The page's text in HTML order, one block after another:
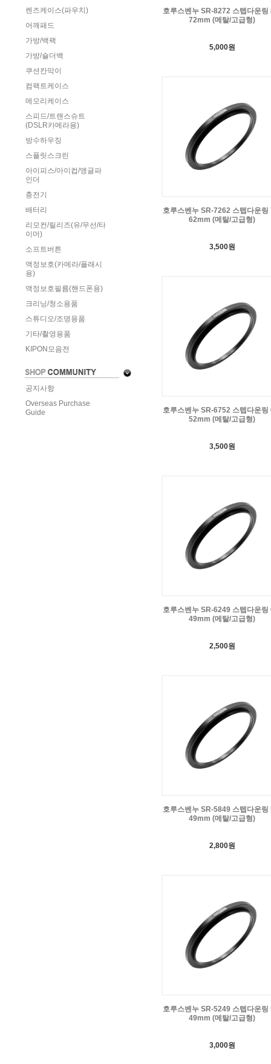
렌즈케이스(파우치)
어깨패드
가방/백팩
가방/숄더백
쿠션칸막이
컴팩트케이스
메모리케이스
스피드/트랜스슈트
(DSLR카메라용)
방수하우징
스플릿스크린
아이피스/아이컵/앵글파
인더
충전기
배터리
리모컨/릴리즈(유/무선/타
이머)
소프트버튼
액정보호(카메라/플래시
용)
액정보호필름(핸드폰용)
크리닝/청소용품
스튜디오/조명용품
기타/촬영용품
KIPON모음전
공지사항
Overseas Purchase
Guide
호루스벤누 SR-8272 스텝다운링
72mm (메탈/고급형)
5,000원
호루스벤누 SR-7262 스텝다운링
62mm (메탈/고급형)
3,500원
호루스벤누 SR-6752 스텝다운링
52mm (메탈/고급형)
3,500원
호루스벤누 SR-6249 스텝다운링
49mm (메탈/고급형)
2,500원
호루스벤누 SR-5849 스텝다운링
49mm (메탈/고급형)
2,800원
호루스벤누 SR-5249 스텝다운링
49mm (메탈/고급형)
3,000원